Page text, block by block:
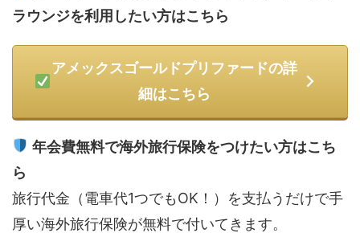
ラウンジを利用したい方はこちら
アメックスゴールドプリファードの詳
細はこちら
年会費無料で海外旅行保険をつけたい方はこち
ら
旅行代金（電車代1つでもOK！）を支払うだけで手
厚い海外旅行保険が無料で付いてきます。